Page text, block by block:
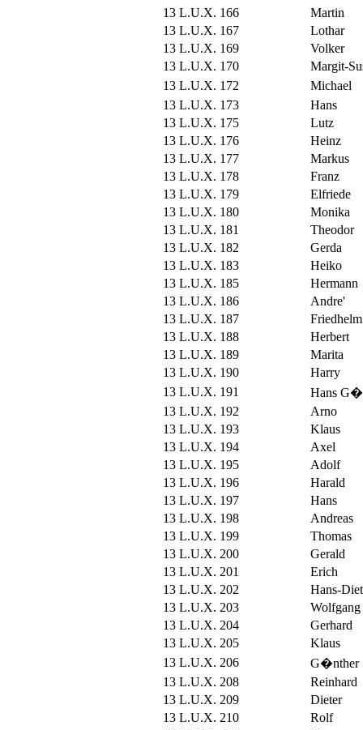
13 L.U.X. 166
Martin
13 L.U.X. 167
Lothar
13 L.U.X. 169
Volker
13 L.U.X. 170
Margit-
13 L.U.X. 172
Michael
13 L.U.X. 173
Hans
13 L.U.X. 175
Lutz
13 L.U.X. 176
Heinz
13 L.U.X. 177
Markus
13 L.U.X. 178
Franz
13 L.U.X. 179
Elfriede
13 L.U.X. 180
Monika
13 L.U.X. 181
Theodor
13 L.U.X. 182
Gerda
13 L.U.X. 183
Heiko
13 L.U.X. 185
Hermann
13 L.U.X. 186
Andre'
13 L.U.X. 187
Friedhelm
13 L.U.X. 188
Herbert
13 L.U.X. 189
Marita
13 L.U.X. 190
Harry
13 L.U.X. 191
Hans
13 L.U.X. 192
Arno
13 L.U.X. 193
Klaus
13 L.U.X. 194
Axel
13 L.U.X. 195
Adolf
13 L.U.X. 196
Harald
13 L.U.X. 197
Hans
13 L.U.X. 198
Andreas
13 L.U.X. 199
Thomas
13 L.U.X. 200
Gerald
13 L.U.X. 201
Erich
13 L.U.X. 202
Hans-
13 L.U.X. 203
Wolfgang
13 L.U.X. 204
Gerhard
13 L.U.X. 205
Klaus
13 L.U.X. 206
G�nther
13 L.U.X. 208
Reinhard
13 L.U.X. 209
Dieter
13 L.U.X. 210
Rolf